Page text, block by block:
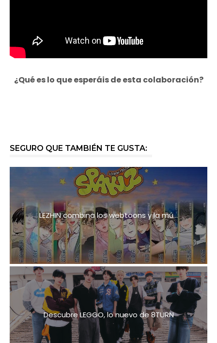
¿Qué es lo que esperáis de esta colaboración?
SEGURO QUE TAMBIÉN TE GUSTA:
LEZHIN combina los webtoons y la mú...
Descubre LEGGO, lo nuevo de 8TURN